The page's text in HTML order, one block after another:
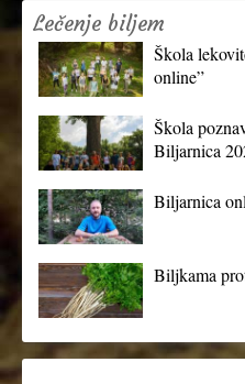
Lečenje biljem
Škola
online”
Škola
Biljarnica
Biljarnica
Biljkama